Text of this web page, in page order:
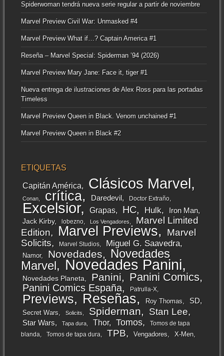
Spiderwoman tendrá nueva serie regular a partir de noviembre
Marvel Preview Civil War: Unmasked #4
Marvel Preview What if…? Captain America #1
Reseña – Marvel Special: Spiderman ’94 (2026)
Marvel Preview Mary Jane: Face it, tiger #1
Nueva entrega de ilustraciones de Alex Ross para las portadas
Timeless
Marvel Preview Queen in Black. Venom unchained #1
Marvel Preview Queen in Black #2
ETIQUETAS
Capitán América Clásicos Marvel
Conan crítica Daredevil Doctor Extraño
Excelsior Grapas HC Hulk Iron Man
Jack Kirby lobezno Los Vengadores
Marvel Limited
Edition
Marvel Previews
Marvel
Solicits
Marvel Studios Miguel G. Saavedra
Namor Novedades
Novedades
Marvel
Novedades Panini
Novedades Planeta Panini Panini Comics
Panini Comics España Patrulla-X
Previews Reseñas Roy Thomas SD
Secret Wars Solicits Spiderman Stan Lee
Star Wars Tapa dura Thor Tomos
Tomos de tapa
blanda
Tomos de tapa dura TPB Vengadores X-Men